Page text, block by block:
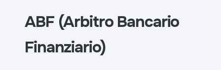
ABF (Arbitro Bancario
Finanziario)